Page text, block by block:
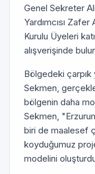
Genel Sekreter
Yardımcısı
Kurulu Üyeleri
alışverişinde
Bölgedeki çarpık
Sekmen,
bölgenin daha
Sekmen,
biri de maalesef
koyduğumuz
modelini